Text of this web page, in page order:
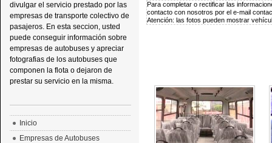
Para completar o rectificar las
contacto con nosotros por el e-mail
Atención: las fotos pueden mostrar
divulgar el servicio prestado por las
empresas de transporte colectivo de
pasajeros. En esta seccion, usted
puede conseguir información sobre
empresas de autobuses y apreciar
fotografias de los autobuses que
componen la flota o dejaron de
prestar su servicio en la misma.
Inicio
Empresas de Autobuses